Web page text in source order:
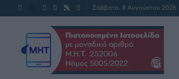
Σάββατο, 8 Αυγούστου 2026